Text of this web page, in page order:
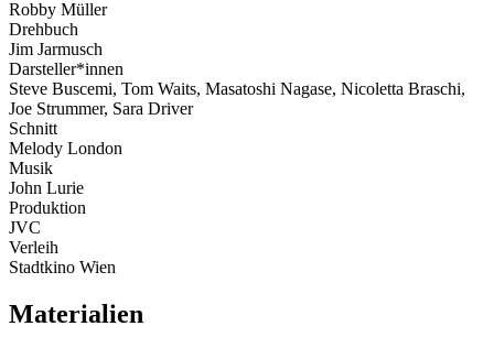
Robby Müller
Drehbuch
Jim Jarmusch
Darsteller*innen
Steve Buscemi, Tom Waits, Masatoshi Nagase, Nicoletta Braschi,
Joe Strummer, Sara Driver
Schnitt
Melody London
Musik
John Lurie
Produktion
JVC
Verleih
Stadtkino Wien
Materialien